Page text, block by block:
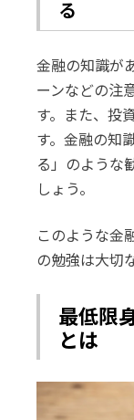
る
金融の知識が
ーンなどの注
す。また、投
す。金融の知
る」のような
しょう。
このような金
の勉強は大切
最低限
とは